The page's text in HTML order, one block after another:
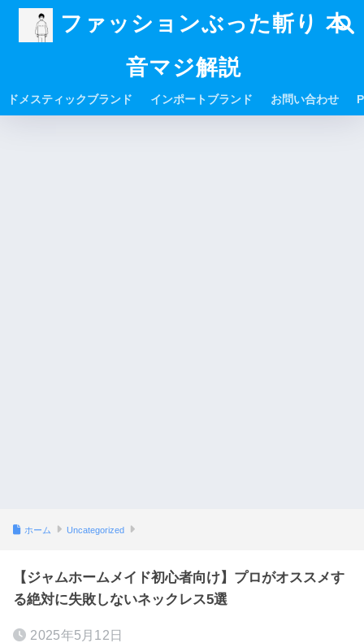
ファッションぶった斬り 本
音マジ解説
ドメスティックブランド インポートブランド お問い合わせ
ホーム Uncategorized
【ジャムホームメイド初心者向け】プロがオススメす
る絶対に失敗しないネックレス5選
2025年5月12日